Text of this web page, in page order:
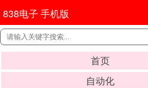
838电子 手机版
首页
自动化